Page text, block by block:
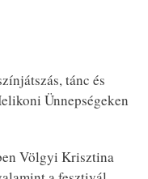
tánc és
Ünnepségeken
Völgyi Krisztina